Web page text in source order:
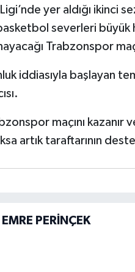
yer aldığı ikinci
severleri büyük
Trabzonspor
iddiasıyla başlayan
maçını
artık taraftarının
PERİNÇEK